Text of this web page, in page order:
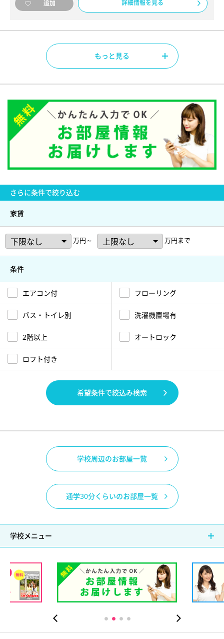
追加 詳細情報を見る
もっと見る
さらに条件で絞り込む
家賃
万円～ 万円まで
条件
エアコン付 フローリング
バス・トイレ別 洗濯機置場有
2階以上 オートロック
ロフト付き
希望条件で絞込み検索
学校周辺のお部屋一覧
通学30分くらいのお部屋一覧
学校メニュー